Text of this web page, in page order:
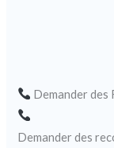
Demander des
Demander des